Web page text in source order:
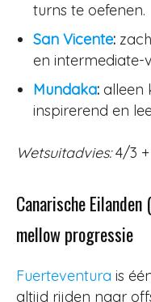
turns te oefenen.
San Vicente:
en intermediate-
Mundaka: alleen
inspirerend en
Wetsuitadvies:4/3 +
Canarische
mellow progressie
Fuerteventura is
altijd rijden naar